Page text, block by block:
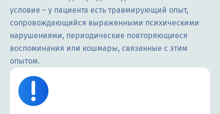
условие – у пациента есть травмирующий опыт,
сопровождающийся выраженными психическими
нарушениями, периодические повторяющиеся
воспоминания или кошмары, связанные с этим
опытом.